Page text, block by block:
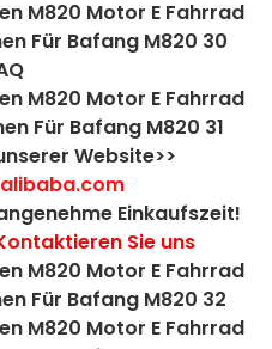
Website>>
Einkaufszeit!
Sie uns